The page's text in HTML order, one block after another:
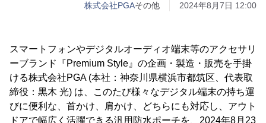
株式会社PGAその他 2024年8月7日 12:00
スマートフォンやデジタルオーディオ端末等のアクセサリ
ーブランド『Premium Style』の企画・製造・販売を手掛
ける株式会社PGA (本社：神奈川県横浜市都筑区、代表取
締役：黒木 光) は、このたび様々なデジタル端末の持ち運
びに便利な、首かけ、肩かけ、どちらにも対応し、アウト
ドアで幅広く活躍できる汎用防水ポーチを、2024年8月23